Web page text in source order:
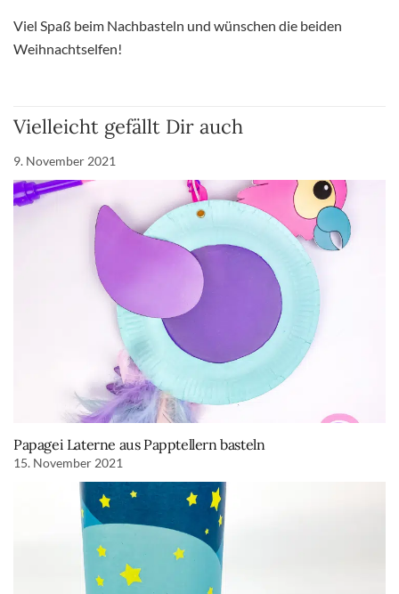
Viel Spaß beim Nachbasteln und wünschen die beiden
Weihnachtselfen!
Vielleicht gefällt Dir auch
9. November 2021
Papagei Laterne aus Papptellern basteln
15. November 2021